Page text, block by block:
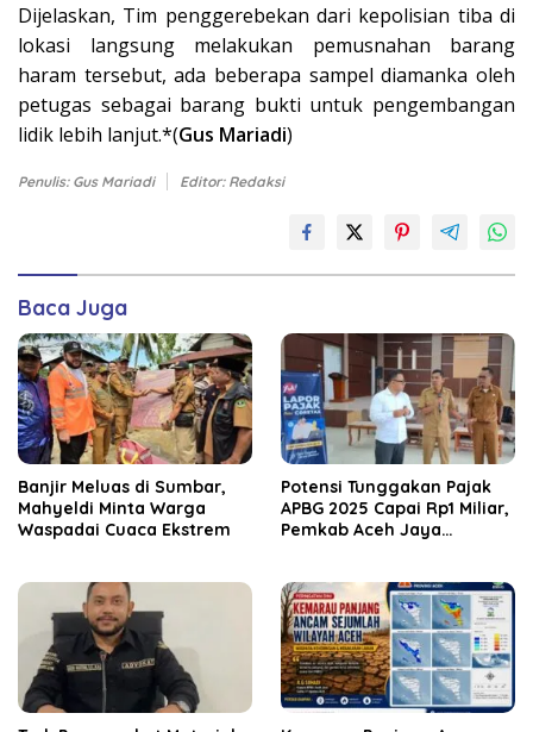
Dijelaskan, Tim penggerebekan dari kepolisian tiba di
lokasi langsung melakukan pemusnahan barang
haram tersebut, ada beberapa sampel diamanka oleh
petugas sebagai barang bukti untuk pengembangan
lidik lebih lanjut.*(Gus Mariadi)
Penulis: Gus Mariadi Editor: Redaksi
Baca Juga
Banjir Meluas di Sumbar,
Mahyeldi Minta Warga
Waspadai Cuaca Ekstrem
Potensi Tunggakan Pajak
APBG 2025 Capai Rp1 Miliar,
Pemkab Aceh Jaya